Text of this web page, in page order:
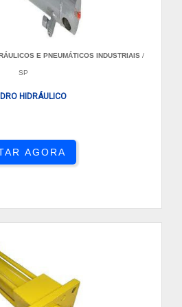
E PNEUMÁTICOS INDUSTRIAIS /
SP
HIDRÁULICO
AGORA